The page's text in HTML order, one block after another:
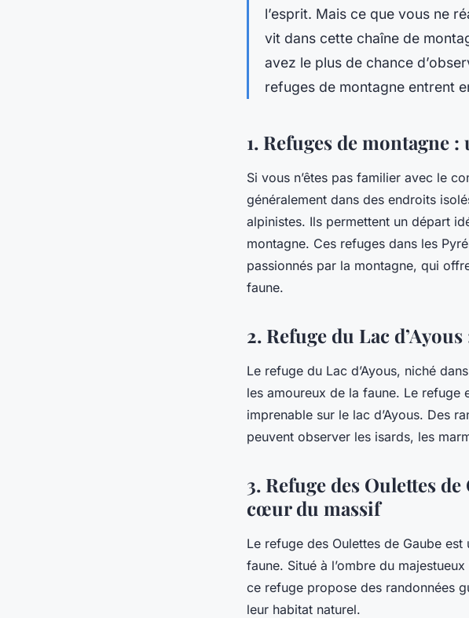
l’esprit. Mais ce que vous ne
vit dans cette chaîne de
avez le plus de chance
refuges de montagne entrent
1. Refuges de montagne
Si vous n’êtes pas familier avec le
généralement dans des endroits
alpinistes. Ils permettent un départ
montagne. Ces refuges dans les
passionnés par la montagne, qui
faune.
2. Refuge du Lac
Le refuge du Lac d’Ayous, niché
les amoureux de la faune. Le refuge
imprenable sur le lac d’Ayous. Des
peuvent observer les isards, les
3. Refuge des Oulettes
cœur du massif
Le refuge des Oulettes de Gaube
faune. Situé à l’ombre du
ce refuge propose des randonnées
leur habitat naturel.